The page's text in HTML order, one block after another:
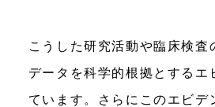
こうした研究活動や臨床検査
データを科学的根拠とするエ
ています。さらにこのエビデ